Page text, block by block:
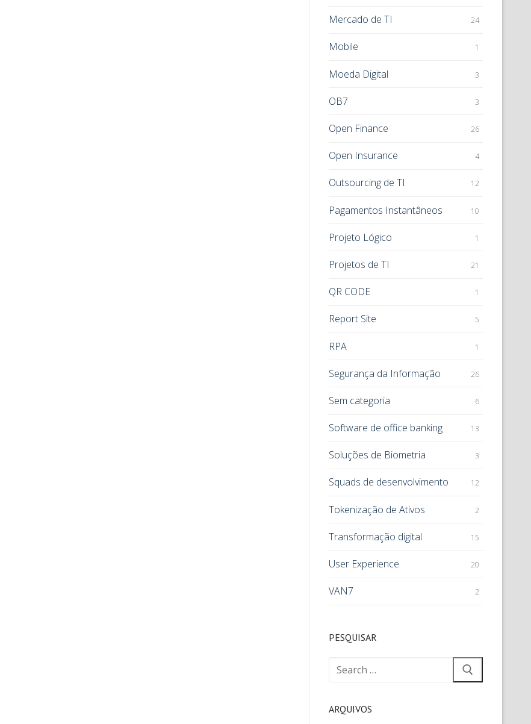
Mercado de TI 24
Mobile 1
Moeda Digital 3
OB7 3
Open Finance 26
Open Insurance 4
Outsourcing de TI 12
Pagamentos Instantâneos 10
Projeto Lógico 1
Projetos de TI 21
QR CODE 1
Report Site 5
RPA 1
Segurança da Informação 26
Sem categoria 6
Software de office banking 13
Soluções de Biometria 3
Squads de desenvolvimento 12
Tokenização de Ativos 2
Transformação digital 15
User Experience 20
VAN7 2
PESQUISAR
ARQUIVOS